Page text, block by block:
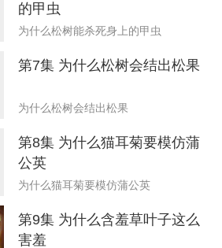
的甲虫
为什么松树能杀死身上的甲虫
第7集 为什么松树会结出松果
为什么松树会结出松果
第8集 为什么猫耳菊要模仿蒲
公英
为什么猫耳菊要模仿蒲公英
第9集 为什么含羞草叶子这么
害羞